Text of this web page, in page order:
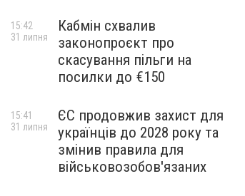
Кабмін схвалив
законопроєкт про
скасування пільги на
посилки до €150
15:42
31 липня
ЄС продовжив захист для
українців до 2028 року та
змінив правила для
військовозобов'язаних
15:41
31 липня